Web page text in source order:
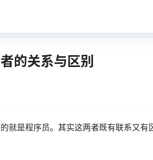
的关系与区别
就是程序员。其实这两者既有联系又有